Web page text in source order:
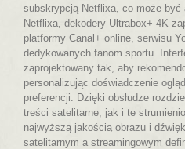
subskrypcją Netflixa, co może być
Netflixa, dekodery Ultrabox+ 4K
platformy Canal+ online, serwisu
dedykowanych fanom sportu.
zaprojektowany tak, aby
personalizując doświadczenie
preferencji. Dzięki obsłudze
treści satelitarne, jak i te
najwyższą jakością obrazu i
satelitarnym a streamingowym